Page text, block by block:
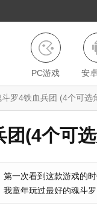
PC游戏 安
罗4铁血兵团 (4个可选
团(4个可
好久都没有找到。
，所以光是16种子
第一次看到这款游戏的
我童年玩过最好的魂斗